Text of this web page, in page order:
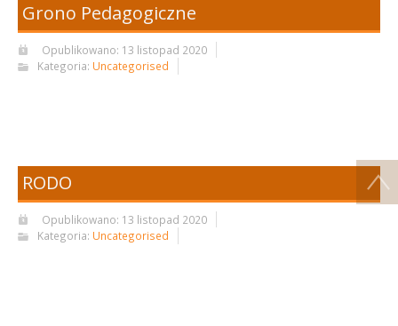
Grono Pedagogiczne
Opublikowano: 13 listopad 2020
Kategoria: Uncategorised
RODO
Opublikowano: 13 listopad 2020
Kategoria: Uncategorised